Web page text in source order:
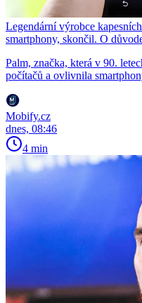
Legendární výrobce
smartphony, skončil. O
Palm, značka, která v 90.
počítačů a ovlivnila
Mobify.cz
dnes, 08:46
4 min